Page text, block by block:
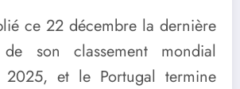
ce 22 décembre la dernière
de son classement mondial
2025, et le Portugal termine